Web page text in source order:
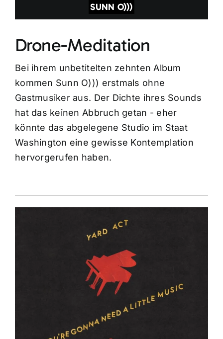
SUNN O)))
Drone-Meditation
Bei ihrem unbetitelten zehnten Album
kommen Sunn O))) erstmals ohne
Gastmusiker aus. Der Dichte ihres Sounds
hat das keinen Abbruch getan - eher
könnte das abgelegene Studio im Staat
Washington eine gewisse Kontemplation
hervorgerufen haben.